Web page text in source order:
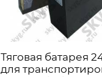
Тяговая батарея
для